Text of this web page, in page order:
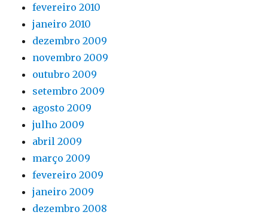
fevereiro 2010
janeiro 2010
dezembro 2009
novembro 2009
outubro 2009
setembro 2009
agosto 2009
julho 2009
abril 2009
março 2009
fevereiro 2009
janeiro 2009
dezembro 2008